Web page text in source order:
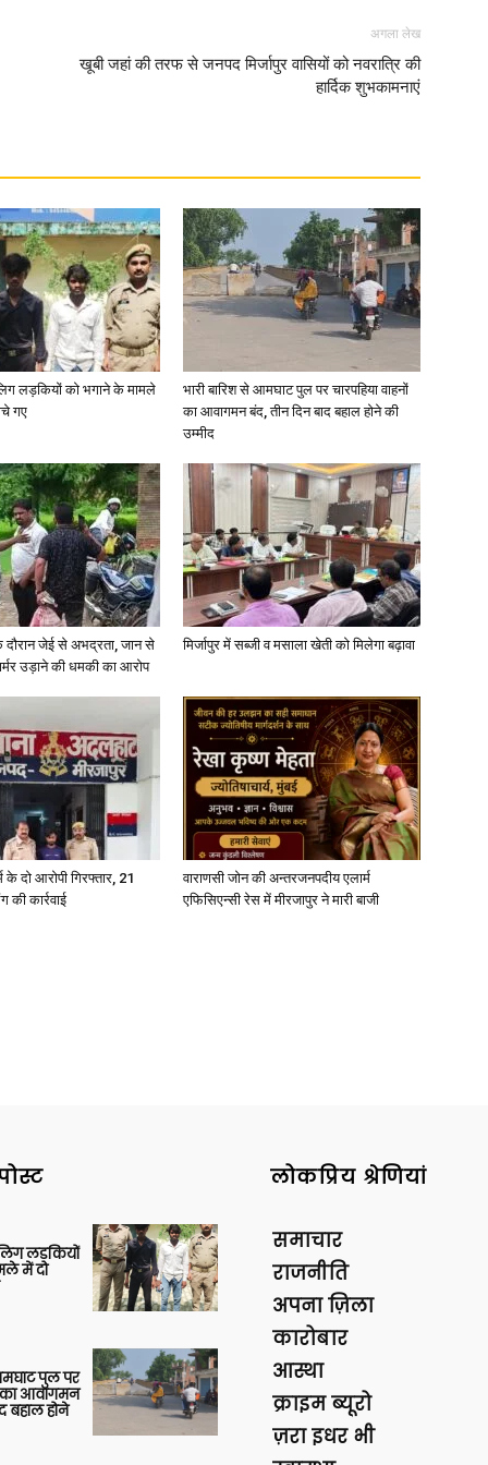
अगला लेख
खूबी जहां की तरफ से जनपद मिर्जापुर वासियों को नवरात्रि की
हार्दिक शुभकामनाएं
लड़कियों को भगाने के मामले
गए
भारी बारिश से आमघाट पुल पर चारपहिया वाहनों
का आवागमन बंद, तीन दिन बाद बहाल होने की
उम्मीद
दौरान जेई से अभद्रता, जान से
उड़ाने की धमकी का आरोप
मिर्जापुर में सब्जी व मसाला खेती को मिलेगा बढ़ावा
के दो आरोपी गिरफ्तार, 21
की कार्रवाई
वाराणसी जोन की अन्तरजनपदीय एलार्म
एफिसिएन्सी रेस में मीरजापुर ने मारी बाजी
लड़कियों
में दो
पुल पर
का आवागमन
बहाल होने
लोकप्रिय श्रेणियां
समाचार
राजनीति
अपना ज़िला
कारोबार
आस्था
क्राइम ब्यूरो
ज़रा इधर भी